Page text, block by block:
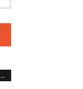
VENTASSO, SÌ ALLA CITTADINANZA ONORARIA A IVA ZANICCHI. MA BARGIACCHI: “È DI PESSIMO GUSTO”